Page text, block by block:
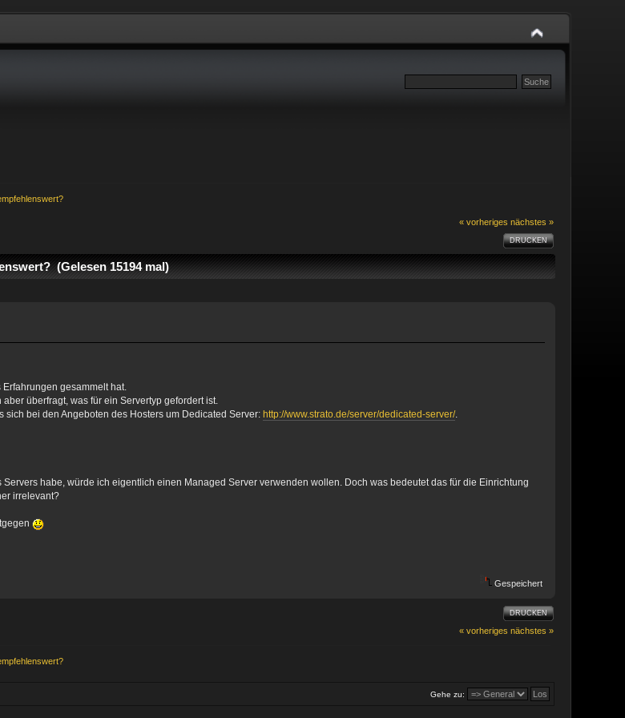
« vorheriges nächstes »
DRUCKEN
(Gelesen 15194 mal)
gesammelt hat.
überfragt, was für ein Servertyp gefordert ist.
bei den Angeboten des Hosters um Dedicated Server: http://www.strato.de/server/dedicated-server/.
habe, würde ich eigentlich einen Managed Server verwenden wollen. Doch was bedeutet das für die Einrichtung
irrelevant?
Gespeichert
DRUCKEN
« vorheriges nächstes »
Gehe zu: